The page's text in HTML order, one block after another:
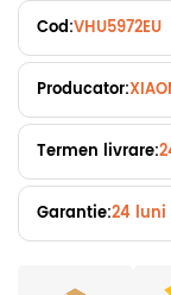
Cod:VHU5972EU
Producator:
Termen livrare:
Garantie:24 luni